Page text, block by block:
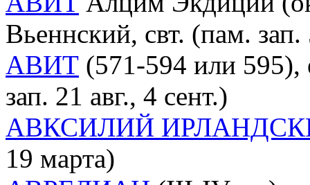
Вьеннский, свт. (пам.
АВИТ (571-594 или 595),
зап. 21 авг., 4 сент.)
АВКСИЛИЙ
19 марта)